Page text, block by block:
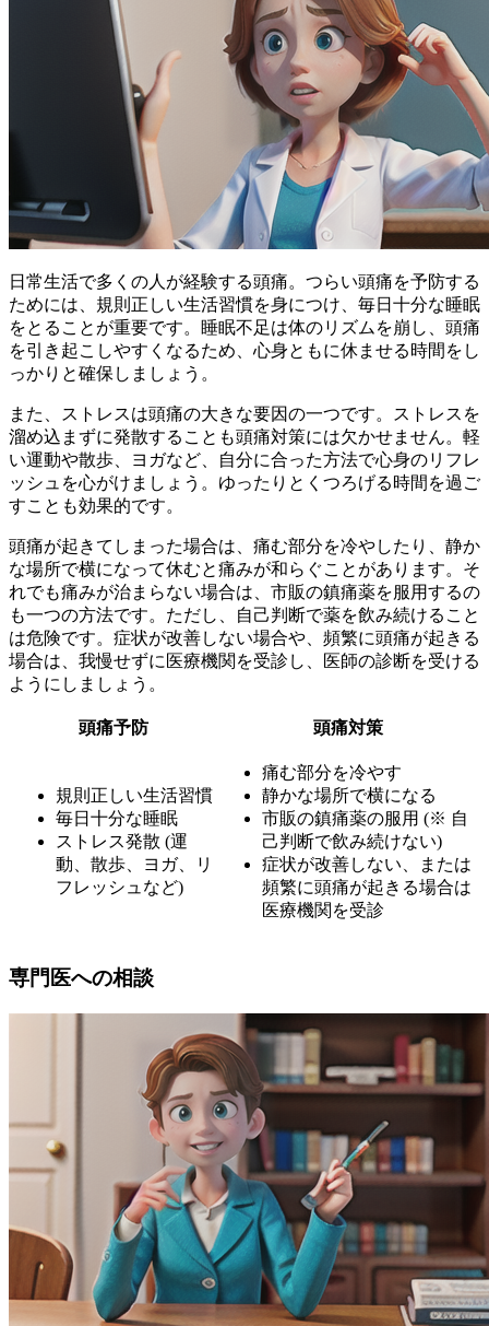
日常生活で多くの人が経験する頭痛。つらい頭痛を予防する
ためには、 規則正しい生活習慣を身につけ、毎日十分な睡眠
をとる ことが重要です。睡眠不足は体のリズムを崩し、頭痛
を引き起こしやすくなるため、心身ともに休ませる時間をし
っかりと確保しましょう。
また、 ストレスは頭痛の大きな要因の一つです。ストレスを
溜め込まずに発散することも頭痛対策には欠かせません。軽
い運動や散歩、ヨガなど、自分に合った方法で心身のリフレ
ッシュを心がけましょう。ゆったりとくつろげる時間を過ご
すことも効果的です。
頭痛が起きてしまった場合は、 痛む部分を冷やしたり、静か
な場所で横になって休むと痛みが和らぐことがあります。そ
れでも痛みが治まらない場合は、市販の鎮痛薬を服用するの
も一つの方法です。ただし、
自己判断で薬を飲み続けること
は危険です。症状が改善しない場合や、頻繁に頭痛が起きる
場合は、我慢せずに医療機関を受診し、医師の診断を受ける
ようにしましょう。
頭痛予防 頭痛対策
規則正しい生活習慣
毎日十分な睡眠
ストレス発散 (運
動、散歩、ヨガ、リ
フレッシュなど)
痛む部分を冷やす
静かな場所で横になる
市販の鎮痛薬の服用 (※ 自
己判断で飲み続けない)
症状が改善しない、または
頻繁に頭痛が起きる場合は
医療機関を受診
専門医への相談